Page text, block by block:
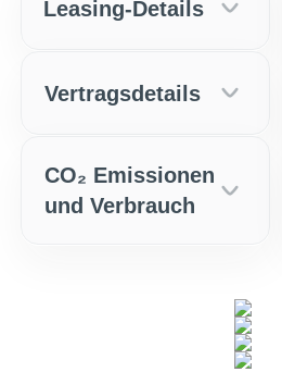
Leasing-Details
Vertragsdetails
CO₂ Emissionen
und Verbrauch